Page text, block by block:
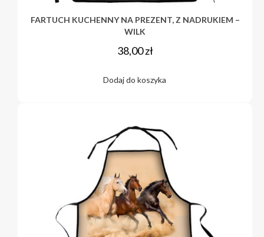
FARTUCH KUCHENNY NA PREZENT, Z NADRUKIEM –
WILK
38,00zł
Dodaj do koszyka